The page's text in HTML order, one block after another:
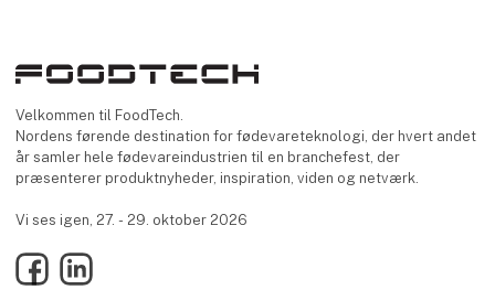
Velkommen til FoodTech.
Nordens førende destination for fødevareteknologi, der hvert andet
år samler hele fødevareindustrien til en branchefest, der
præsenterer produktnyheder, inspiration, viden og netværk.
Vi ses igen, 27. - 29. oktober 2026
FacebookLinkedIn